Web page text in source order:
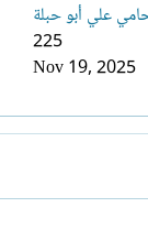
علي أبو حبلة
225
Nov 19, 2025